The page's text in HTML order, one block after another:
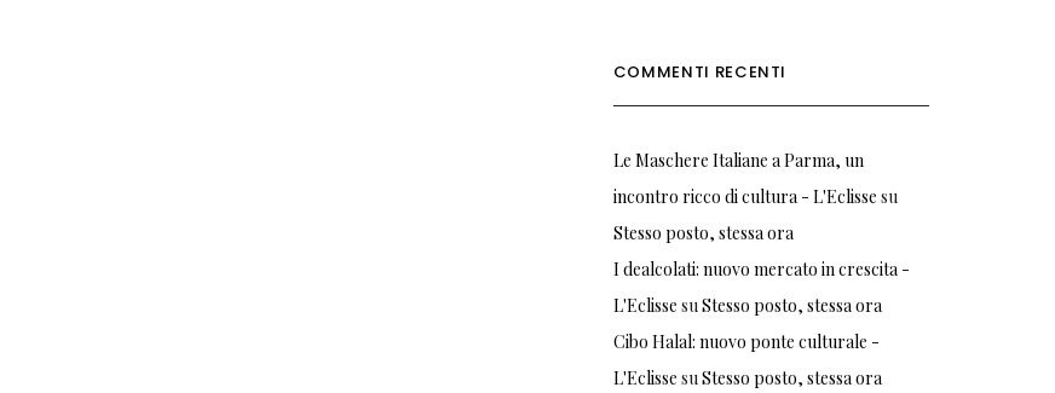
COMMENTI RECENTI
Le Maschere Italiane a Parma, un
incontro ricco di cultura - L'Eclisse su
Stesso posto, stessa ora
I dealcolati: nuovo mercato in crescita -
L'Eclisse suStesso posto, stessa ora
Cibo Halal: nuovo ponte culturale -
L'Eclisse suStesso posto, stessa ora